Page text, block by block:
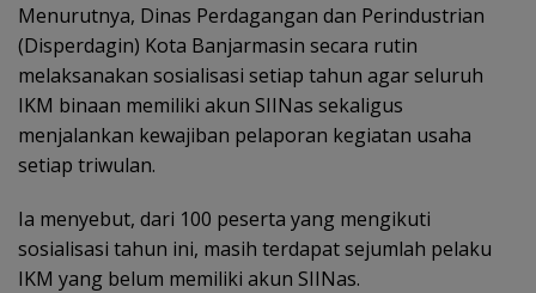
Menurutnya, Dinas Perdagangan dan Perindustrian
(Disperdagin) Kota Banjarmasin secara rutin
melaksanakan sosialisasi setiap tahun agar seluruh
IKM binaan memiliki akun SIINas sekaligus
menjalankan kewajiban pelaporan kegiatan usaha
setiap triwulan.
Ia menyebut, dari 100 peserta yang mengikuti
sosialisasi tahun ini, masih terdapat sejumlah pelaku
IKM yang belum memiliki akun SIINas.